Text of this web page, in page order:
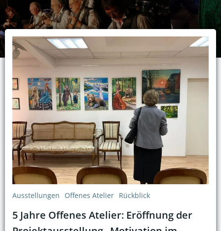
Ausstellungen Offenes Atelier Rückblick
5 Jahre Offenes Atelier: Eröffnung der